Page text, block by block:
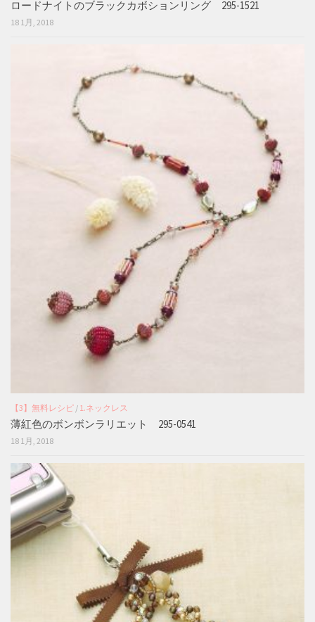
ロードナイトのブラックカボションリング 295-1521
18 1月, 2018
【3】無料レシピ / 1.ネックレス
薄紅色のボンボンラリエット 295-0541
18 1月, 2018